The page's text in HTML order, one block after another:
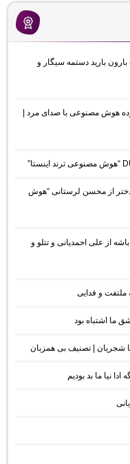
بارون بارید دستمه سیگار و
هوش مصنوعی با صدای مرد |
دختر از محسن لرستانی “هوش
از علی احمدیانی و تتلو و
ملتفت و فدایی
ما اشتباه بود
شجریان | تصنیف بی همزبان
نیا ما بد بودیم